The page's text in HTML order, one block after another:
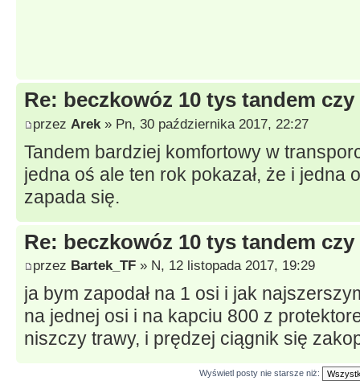
Re: beczkowóz 10 tys tandem
przez Arek » Pn, 30 października 2017, 22:27
Tandem bardziej komfortowy w
jedna oś ale ten rok pokazał, że i jedna
zapada się.
Re: beczkowóz 10 tys tandem
przez Bartek_TF » N, 12 listopada 2017, 19:29
ja bym zapodał na 1 osi i jak
na jednej osi i na kapciu 800 z
niszczy trawy, i prędzej ciągnik się
Wyświetl posty nie starsze niż: